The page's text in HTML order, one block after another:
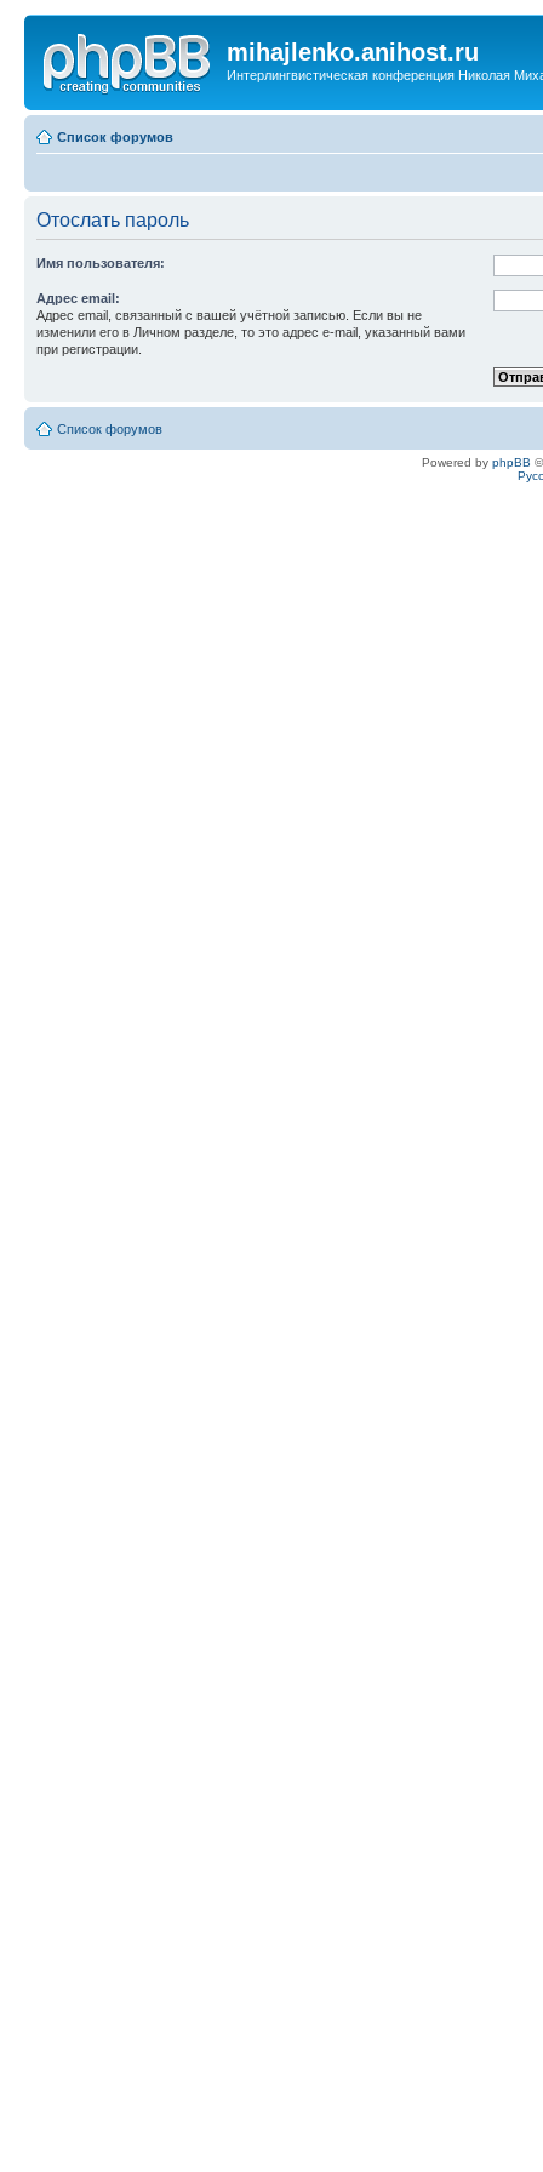
mihajlenko.anihost.ru
Интерлингвистическая конференция Николая
Список форумов
Отослать пароль
Имя пользователя:
Адрес email:
Адрес email, связанный с вашей учётной записью. Если вы не
изменили его в Личном разделе, то это адрес e-mail, указанный вами
при регистрации.
Список форумов
Powered by phpBB